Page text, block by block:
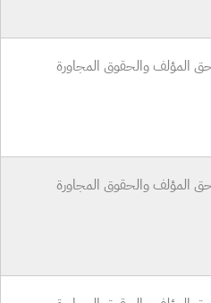
المؤلف والحقوق المجاورة
المؤلف والحقوق المجاورة